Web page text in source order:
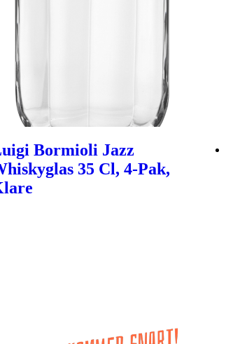
Bormioli Jazz
35 Cl, 4-Pak,